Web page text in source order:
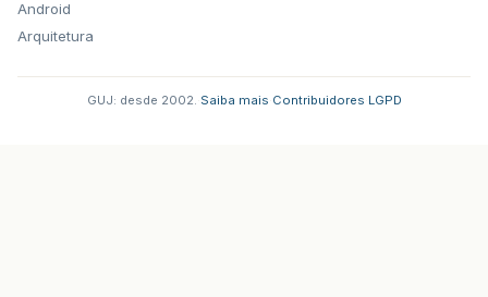
Android
Arquitetura
GUJ: desde 2002. Saiba mais Contribuidores LGPD